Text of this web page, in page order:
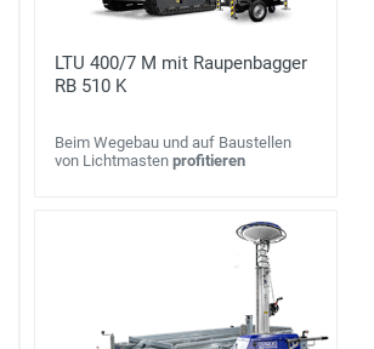
LTU 400/7 M mit Raupenbagger
RB 510 K
Beim Wegebau und auf Baustellen
von Lichtmasten profitieren